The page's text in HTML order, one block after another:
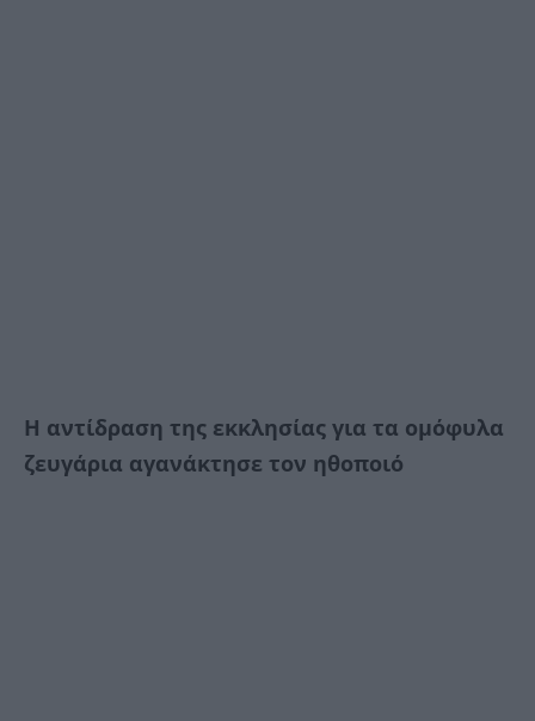
Η αντίδραση της εκκλησίας για τα ομόφυλα
ζευγάρια αγανάκτησε τον ηθοποιό